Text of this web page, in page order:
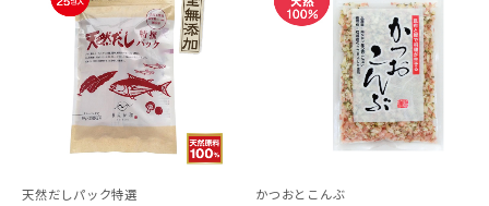
天然だしパック特選 かつおとこんぶ